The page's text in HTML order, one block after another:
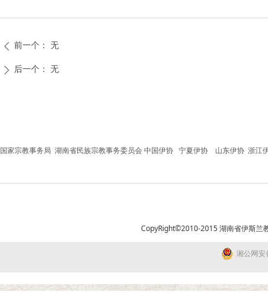
ꄴ 前一个： 无
ꄲ 后一个： 无
国家宗教事务局 湖南省民族宗教事务委员会中国伊协 宁夏伊协 山东伊协 浙江
CopyRight©2010-2015 湖南省伊斯兰
湘公网